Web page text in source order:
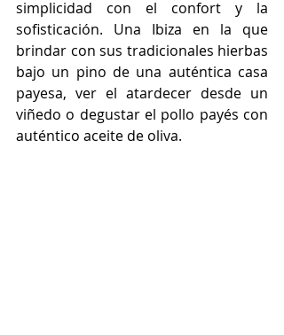
simplicidad con el confort y la
sofisticación. Una Ibiza en la que
brindar con sus tradicionales hierbas
bajo un pino de una auténtica casa
payesa, ver el atardecer desde un
viñedo o degustar el pollo payés con
auténtico aceite de oliva.